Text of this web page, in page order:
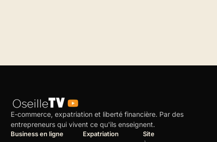
E-commerce, expatriation et liberté financière. Par des
entrepreneurs qui vivent ce qu'ils enseignent.
Business en ligne Expatriation Site